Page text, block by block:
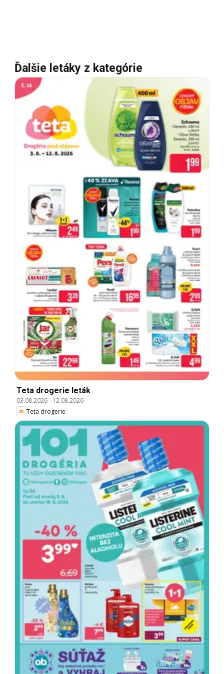
Ďalšie letáky z kategórie
Teta drogerie leták
03.08.2026- 12.08.2026
Teta drogerie